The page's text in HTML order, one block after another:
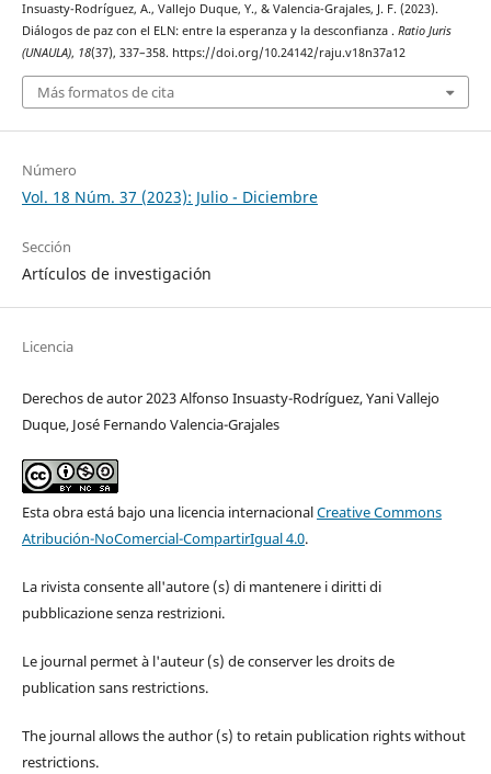
Insuasty-Rodríguez, A., Vallejo Duque, Y., & Valencia-Grajales, J. F. (2023).
Diálogos de paz con el ELN: entre la esperanza y la desconfianza . Ratio Juris
(UNAULA), 18(37), 337–358. https://doi.org/10.24142/raju.v18n37a12
Más formatos de cita
Número
Vol. 18 Núm. 37 (2023): Julio - Diciembre
Sección
Artículos de investigación
Licencia
Derechos de autor 2023 Alfonso Insuasty-Rodríguez, Yani Vallejo
Duque, José Fernando Valencia-Grajales
Esta obra está bajo una licencia internacionalCreative Commons
Atribución-NoComercial-CompartirIgual 4.0.
La rivista consente all'autore (s) di mantenere i diritti di
pubblicazione senza restrizioni.
Le journal permet à l'auteur (s) de conserver les droits de
publication sans restrictions.
The journal allows the author (s) to retain publication rights without
restrictions.